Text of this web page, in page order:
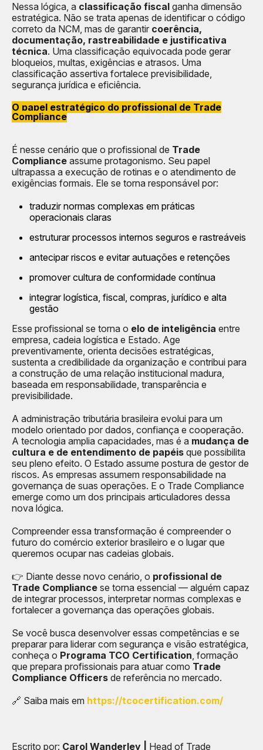
Nessa lógica, a classificação fiscal ganha dimensão
estratégica. Não se trata apenas de identificar o código
correto da NCM, mas de garantir coerência,
documentação, rastreabilidade e justificativa
técnica. Uma classificação equivocada pode gerar
bloqueios, multas, exigências e atrasos. Uma
classificação assertiva fortalece previsibilidade,
segurança jurídica e eficiência.
O papel estratégico do profissional de Trade
Compliance
É nesse cenário que o profissional de Trade
Compliance assume protagonismo. Seu papel
ultrapassa a execução de rotinas e o atendimento de
exigências formais. Ele se torna responsável por:
traduzir normas complexas em práticas
operacionais claras
estruturar processos internos seguros e rastreáveis
antecipar riscos e evitar autuações e retenções
promover cultura de conformidade contínua
integrar logística, fiscal, compras, jurídico e alta
gestão
Esse profissional se torna o elo de inteligência entre
empresa, cadeia logística e Estado. Age
preventivamente, orienta decisões estratégicas,
sustenta a credibilidade da organização e contribui para
a construção de uma relação institucional madura,
baseada em responsabilidade, transparência e
previsibilidade.
A administração tributária brasileira evolui para um
modelo orientado por dados, confiança e cooperação.
A tecnologia amplia capacidades, mas é a mudança de
cultura e de entendimento de papéis que possibilita
seu pleno efeito. O Estado assume postura de gestor de
riscos. As empresas assumem responsabilidade na
governança de suas operações. E o Trade Compliance
emerge como um dos principais articuladores dessa
nova lógica.
Compreender essa transformação é compreender o
futuro do comércio exterior brasileiro e o lugar que
queremos ocupar nas cadeias globais.
👉 Diante desse novo cenário, o profissional de
Trade Compliance se torna essencial — alguém capaz
de integrar processos, interpretar normas complexas e
fortalecer a governança das operações globais.
Se você busca desenvolver essas competências e se
preparar para liderar com segurança e visão estratégica,
conheça o Programa TCO Certification, formação
que prepara profissionais para atuar como Trade
Compliance Officers de referência no mercado.
🔗 Saiba mais em https://tcocertification.com/
Escrito por: Carol Wanderley | Head of Trade